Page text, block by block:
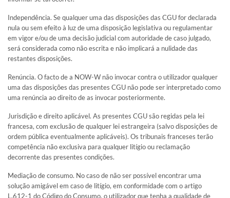
Independência. Se qualquer uma das disposições das CGU for declarada
nula ou sem efeito à luz de uma disposição legislativa ou regulamentar
em vigor e/ou de uma decisão judicial com autoridade de caso julgado,
será considerada como não escrita e não implicará a nulidade das
restantes disposições.
Renúncia. O facto de a NOW-W não invocar contra o utilizador qualquer
uma das disposições das presentes CGU não pode ser interpretado como
uma renúncia ao direito de as invocar posteriormente.
Jurisdição e direito aplicável. As presentes CGU são regidas pela lei
francesa, com exclusão de qualquer lei estrangeira (salvo disposições de
ordem pública eventualmente aplicáveis). Os tribunais franceses terão
competência não exclusiva para qualquer litígio ou reclamação
decorrente das presentes condições.
Mediação de consumo. No caso de não ser possível encontrar uma
solução amigável em caso de litígio, em conformidade com o artigo
L.612-1 do Código do Consumo, o utilizador que tenha a qualidade de